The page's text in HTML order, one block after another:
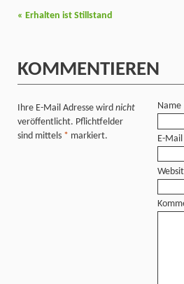
« Erhalten ist Stillstand
KOMMENTIEREN
Ihre E-Mail Adresse wird nicht
veröffentlicht. Pflichtfelder
sind mittels * markiert.
Name
E-Mail